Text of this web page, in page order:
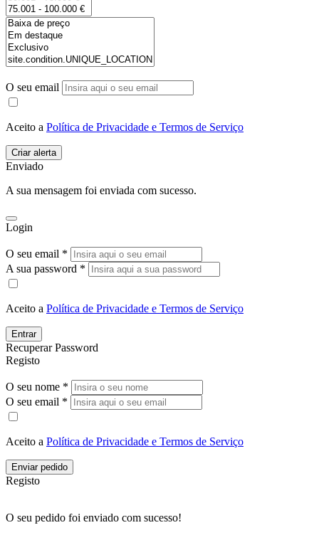
O seu email
Aceito a Política de Privacidade e Termos de Serviço
Enviado
A sua mensagem foi enviada com sucesso.
Login
O seu email *
A sua password *
Aceito a Política de Privacidade e Termos de Serviço
Entrar
Recuperar Password
Registo
O seu nome *
O seu email *
Aceito a Política de Privacidade e Termos de Serviço
Enviar pedido
Registo
O seu pedido foi enviado com sucesso!